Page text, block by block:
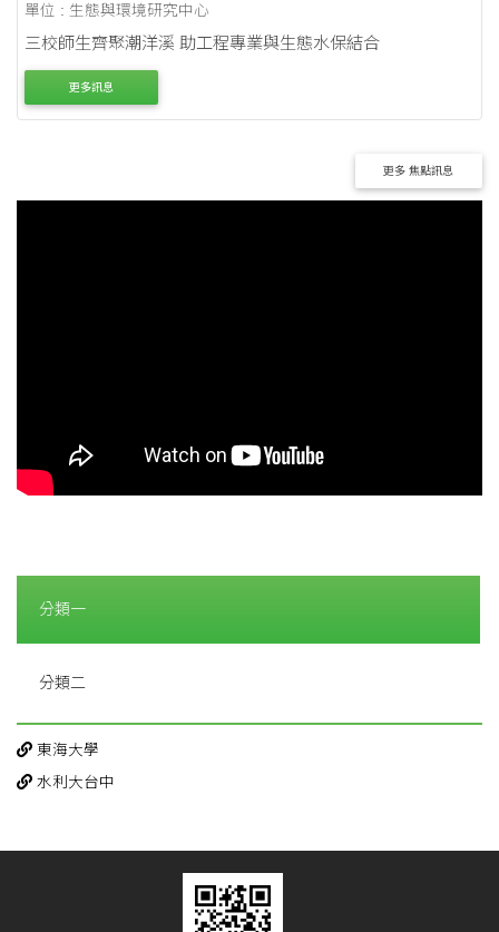
單位 : 生態與環境研究中心
三校師生齊聚潮洋溪 助工程專業與生態水保結合
更多訊息
更多 焦點訊息
分類一
分類二
東海大學
水利大台中